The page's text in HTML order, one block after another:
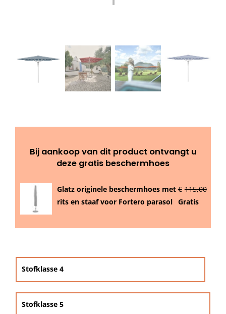
Balkonklemmen
Beschermhoezen
Verlichting
Glatz Vita Collectie
Glatz parasoldoeken
Glatz stofstalen collectie Sampleboeken
Umbrosa en Paraflex parasoldoeken
Onze merken
Bij aankoop van dit product ontvangt u
deze gratis beschermhoes
Glatz originele beschermhoes met
rits en staaf voor Fortero parasol
€ 115,00
Gratis
Stofklasse 4
Stofklasse 5